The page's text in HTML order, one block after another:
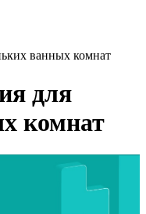
ванных комнат
для
комнат